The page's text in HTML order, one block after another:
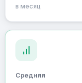
в месяц
Средняя